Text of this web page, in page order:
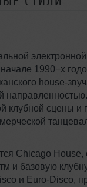
1990−х
house-
клубной сцены и
Chicago House,
и базовую
и Euro-Disco,